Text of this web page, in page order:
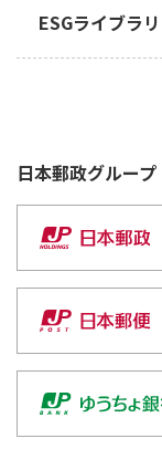
有識者ダイア
ESGライブラ
統合報告書
有価証券報
責任投資レ
GRIスタンダ
日本郵政グループ